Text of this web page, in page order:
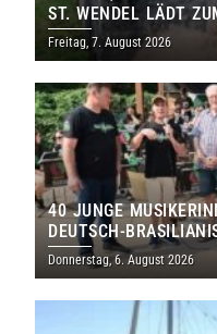
ST. WENDEL LÄDT
DENKMALS EIN
Freitag, 7. August 2026
40 JUNGE
DEUTSCH-
THOLEY
Donnerstag, 6. August 2026